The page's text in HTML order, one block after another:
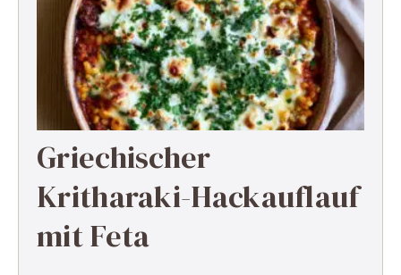
Griechischer
Kritharaki-Hackauflauf
mit Feta